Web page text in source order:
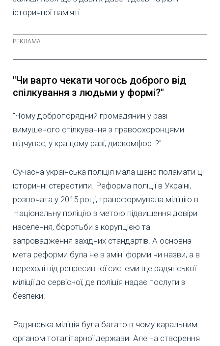
історичної пам'яті.
"Чи варто чекати чогось доброго від
спілкування з людьми у формі?"
"Чому добропорядний громадянин у разі
вимушеного спілкування з правоохоронцями
відчуває, у кращому разі, дискомфорт?"
Сучасна українська поліція мала шанс поламати ці
історичні стереотипи. Реформа поліції в Україні,
розпочата у 2015 році, трансформувала міліцію в
Національну поліцію з метою підвищення довіри
населення, боротьби з корупцією та
запровадження західних стандартів. А основна
мета реформи була не в зміні форми чи назви, а в
переході від репресивної системи ще радянської
міліції до сервісної, де поліція надає послуги з
безпеки.
Радянська міліція була багато в чому каральним
органом тоталітарної держави. Але на створення